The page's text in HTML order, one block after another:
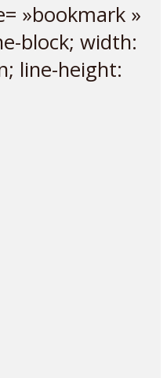
»bookmark »
block; width:
line-height: